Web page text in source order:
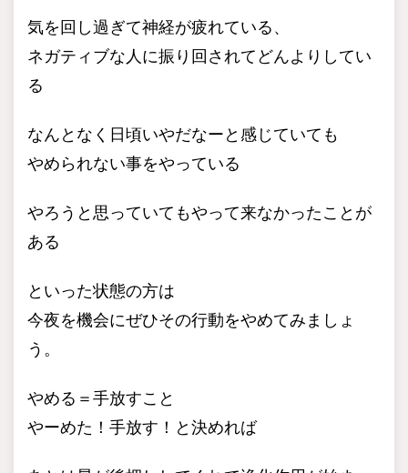
気を回し過ぎて神経が疲れている、
ネガティブな人に振り回されてどんよりしてい
る
なんとなく日頃いやだなーと感じていても
やめられない事をやっている
やろうと思っていてもやって来なかったことが
ある
といった状態の方は
今夜を機会にぜひその行動をやめてみましょ
う。
やめる＝手放すこと
やーめた！手放す！と決めれば